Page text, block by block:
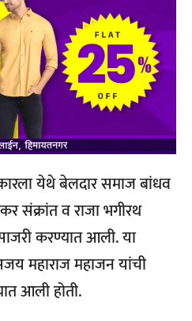
येथे बेलदार समाज बांधव
संक्रांत व राजा भगीरथ
करण्यात आली. या
अजय महाराज महाजन यांची
आली होती.